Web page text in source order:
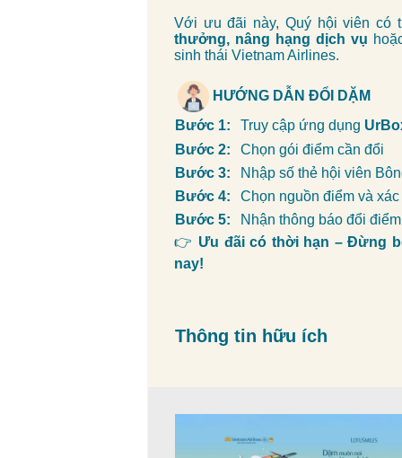
Với ưu đãi này, Quý hội viên có
thưởng, nâng hạng dịch vụ
sinh thái Vietnam Airlines.
HƯỚNG DẪN ĐỔI DẶM
Bước 1:
Truy cập ứng dụng
Bước 2:
Chọn gói điểm cần đổi
Bước 3:
Nhập số thẻ hội viên
Bước 4:
Chọn nguồn điểm và
Bước 5:
Nhận thông báo đổi
👉 Ưu đãi có thời hạn – Đừng
nay!
Thông tin hữu ích